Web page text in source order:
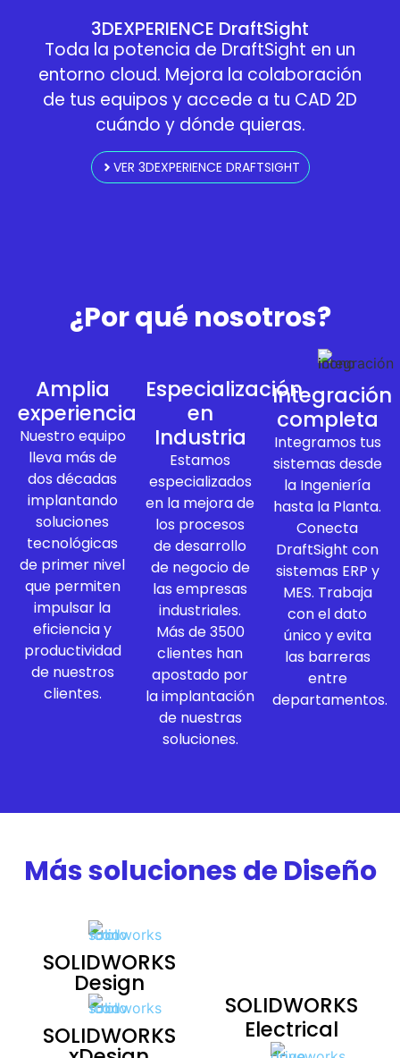
3DEXPERIENCE DraftSight
Toda la potencia de DraftSight en un
entorno cloud. Mejora la colaboración
de tus equipos y accede a tu CAD 2D
cuándo y dónde quieras.
VER 3DEXPERIENCE DRAFTSIGHT
¿Por qué nosotros?
Amplia
experiencia
Nuestro equipo
lleva más de
dos décadas
implantando
soluciones
tecnológicas
de primer nivel
que permiten
impulsar la
eficiencia y
productividad
de nuestros
clientes.
Especialización
en
Industria
Estamos
especializados
en la mejora de
los procesos
de desarrollo
de negocio de
las empresas
industriales.
Más de 3500
clientes han
apostado por
la implantación
de nuestras
soluciones.
Integración
completa
Integramos tus
sistemas desde
la Ingeniería
hasta la Planta.
Conecta
DraftSight con
sistemas ERP y
MES. Trabaja
con el dato
único y evita
las barreras
entre
departamentos.
Más soluciones de Diseño
SOLIDWORKS
Design
SOLIDWORKS
SOLIDWORKS
Electrical